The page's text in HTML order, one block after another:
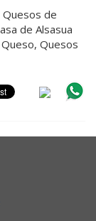
de
de Alsasua
Quesos